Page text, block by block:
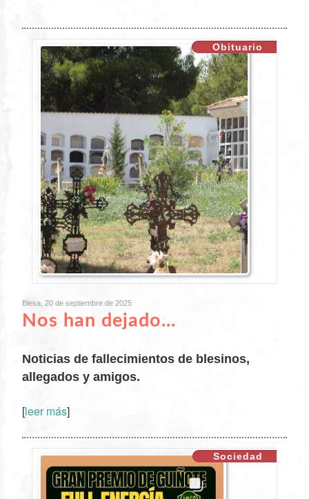
Obituario
XX
Blesa, 20 de septiembre de 2025
Nos han dejado...
Noticias de fallecimientos de blesinos,
allegados y amigos.
[leer más]
Sociedad